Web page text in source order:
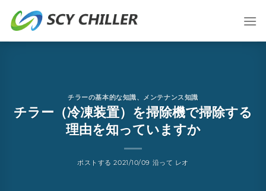
チラーの基本的な知識、 メンテナンス知識
チラー（冷凍装置）を掃除機で掃除する
理由を知っていますか
ポストする2021/10/09 沿って レオ